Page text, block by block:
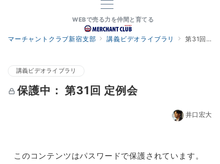
WEBで売る力を仲間と育てる
マーチャントクラブ新宿支部 講義ビデオライブラリ 第31回 定例会
講義ビデオライブラリ
保護中： 第31回 定例会
井口宏大
このコンテンツはパスワードで保護されています。